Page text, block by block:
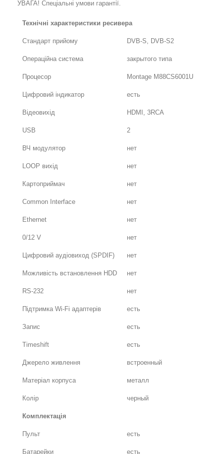
УВАГА! Спеціальні умови гарантії.
Технічні характеристики ресивера
Стандарт прийому DVB-S, DVB-S2
Операційна система закрытого типа
Процесор Montage M88CS6001U
Цифровий індикатор есть
Відеовихід HDMI, 3RCA
USB 2
ВЧ модулятор нет
LOOP вихід нет
Картоприймач нет
Common Interface нет
Ethernet нет
0/12 V нет
Цифровий аудіовиход (SPDIF) нет
Можливість встановлення HDD нет
RS-232 нет
Підтримка Wi-Fi адаптерів есть
Запис есть
Timeshift есть
Джерело живлення встроенный
Матеріал корпуса металл
Колір черный
Комплектація
Пульт есть
Батарейки есть